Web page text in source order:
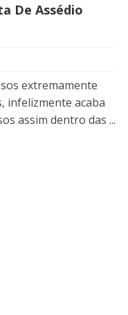
De Assédio
extremamente
infelizmente acaba
assim dentro das ...